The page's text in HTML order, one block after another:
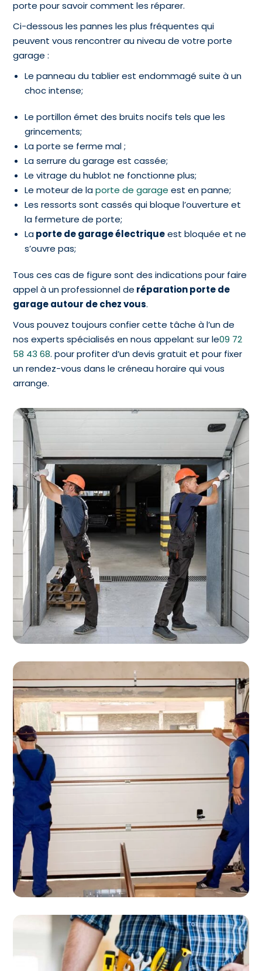
porte pour savoir comment les réparer.
Ci-dessous les pannes les plus fréquentes qui
peuvent vous rencontrer au niveau de votre porte
garage :
Le panneau du tablier est endommagé suite à un
choc intense;
Le portillon émet des bruits nocifs tels que les
grincements;
La porte se ferme mal ;
La serrure du garage est cassée;
Le vitrage du hublot ne fonctionne plus;
Le moteur de laporte de garage est en panne;
Les ressorts sont cassés qui bloque l’ouverture et
la fermeture de porte;
Laporte de garage électriqueest bloquée et ne
s’ouvre pas;
Tous ces cas de figure sont des indications pour faire
appel à un professionnel de réparation porte de
garage autour de chez vous.
Vous pouvez toujours confier cette tâche à l’un de
nos experts spécialisés en nous appelant sur le09 72
58 43 68. pour profiter d’un devis gratuit et pour fixer
un rendez-vous dans le créneau horaire qui vous
arrange.